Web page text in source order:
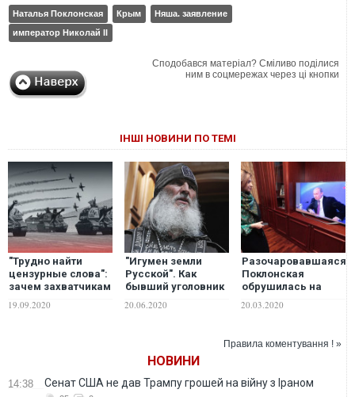
Наталья Поклонская Крым
Няша. заявление
император Николай II
Сподобався матеріал? Сміливо поділися
ним в соцмережах через ці кнопки
ІНШІ НОВИНИ ПО ТЕМІ
"Трудно найти
цензурные слова":
зачем захватчикам
МСТА-Б в
19.09.2020
"Игумен земли
Русской". Как
бывший уголовник
православный
20.06.2020
Разочаровавшаяся
Поклонская
обрушилась на
кремлевского
20.03.2020
Правила коментування ! »
НОВИНИ
14:38 Сенат США не дав Трампу грошей на війну з Іраном